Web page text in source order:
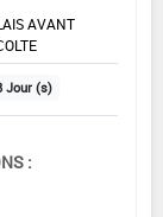
AVANT
Jour (s)
: